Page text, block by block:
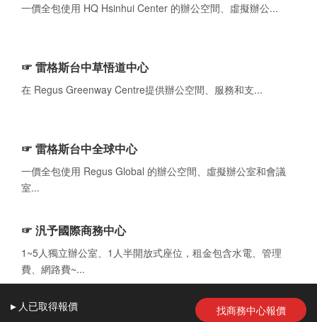
一價全包使用 HQ Hsinhui Center 的辦公空間、虛擬辦公...
☞ 雷格斯台中草悟道中心
在 Regus Greenway Centre提供辦公空間、服務和支...
☞ 雷格斯台中全球中心
一價全包使用 Regus Global 的辦公空間、虛擬辦公室和會議
室...
☞ 汎予國際商務中心
1~5人獨立辦公室、1人半開放式座位，租金包含水電、管理
費、網路費~...
▸ 人已取得報價 找商務中心報價